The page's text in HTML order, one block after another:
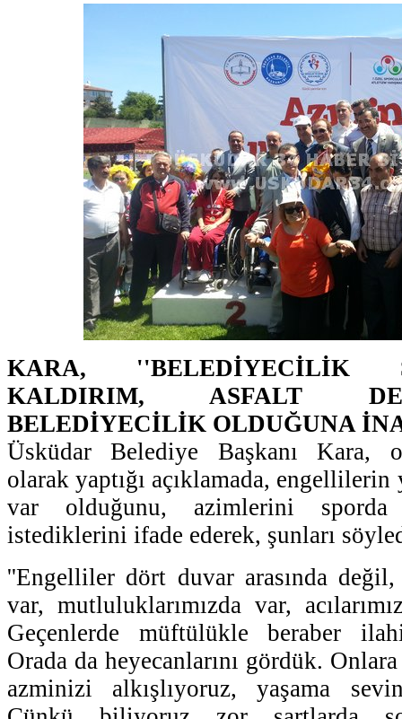
KARA, ''BELEDİYECİLİK
KALDIRIM, ASFALT
BELEDİYECİLİK OLDUĞUNA
Üsküdar Belediye Başkanı Kara,
olarak yaptığı açıklamada, engellilerin
var olduğunu, azimlerini sporda
istediklerini ifade ederek, şunları
''Engelliler dört duvar arasında değil,
var, mutluluklarımızda var,
Geçenlerde müftülükle beraber
Orada da heyecanlarını gördük.
azminizi alkışlıyoruz, yaşama